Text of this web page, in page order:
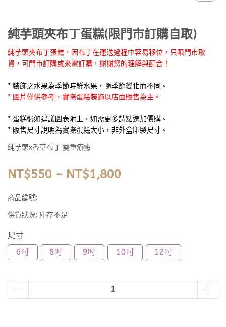
純芋頭夾布丁蛋糕(限門市訂購自取)
純芋頭夾布丁蛋糕，因布丁在運送過程中容易移位，只限門市取
貨，可門市訂購或來電訂購，謝謝您的理解與配合！
* 裝飾之水果為季節時鮮水果，隨季節變化而不同。
* 圖片僅供參考，實際蛋糕裝飾以店面販售為主。
* 蛋糕盤如建議圖表附上，如需更多請點選加價購。
* 販售尺寸說明為實際蛋糕大小，非外盒印製尺寸。
純芋頭x香草布丁 雙重療癒
NT$550 ~ NT$1,800
商品編號:
供貨狀況: 庫存不足
尺寸
6吋
8吋 9吋 10吋 12吋